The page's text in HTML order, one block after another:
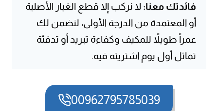
فائدتك معنا: لا نركب إلا قطع الغيار الأصلية
أو المعتمدة من الدرجة الأولى، لنضمن لك
عمراً طويلاً للمكيف وكفاءة تبريد أو تدفئة
تماثل أول يوم اشتريته فيه.
00962795785039